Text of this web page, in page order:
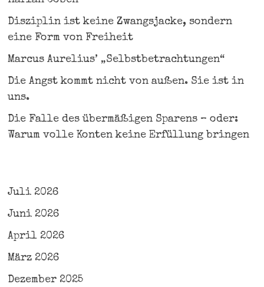
Disziplin ist keine Zwangsjacke, sondern
eine Form von Freiheit
Marcus Aurelius’ „Selbstbetrachtungen“
Die Angst kommt nicht von außen. Sie ist in
uns.
Die Falle des übermäßigen Sparens – oder:
Warum volle Konten keine Erfüllung bringen
Juli 2026
Juni 2026
April 2026
März 2026
Dezember 2025